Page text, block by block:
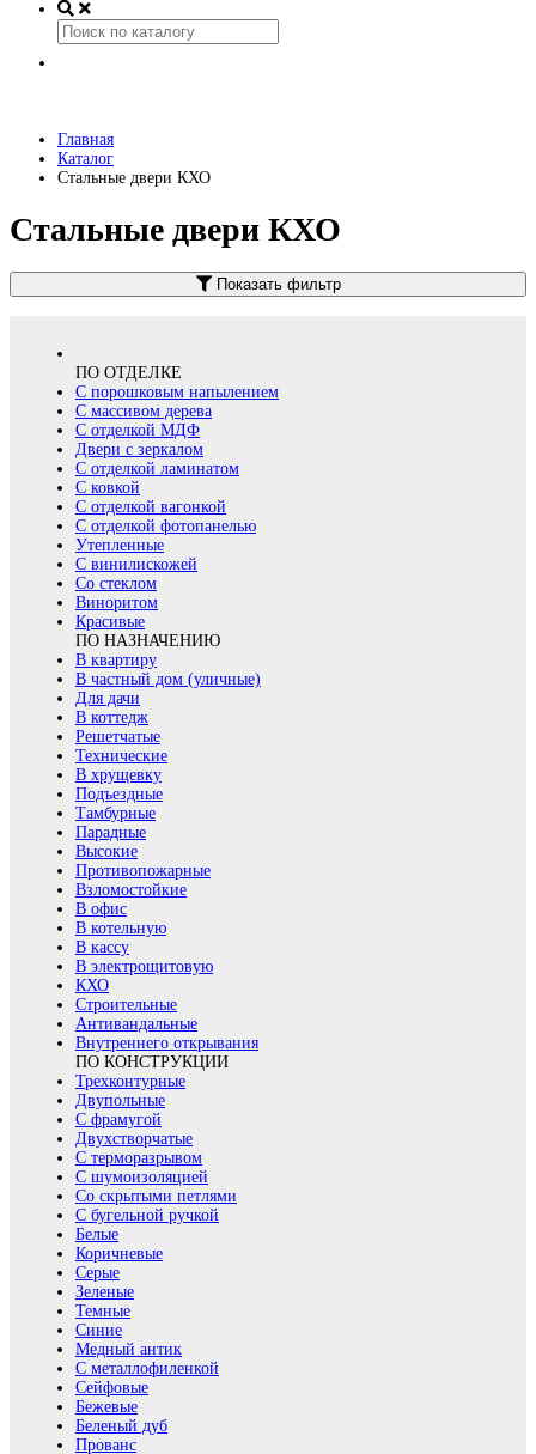
Главная
Каталог
Стальные двери КХО
Стальные двери КХО
Показать фильтр
ПО ОТДЕЛКЕ
С порошковым напылением
С массивом дерева
С отделкой МДФ
Двери с зеркалом
С отделкой ламинатом
С ковкой
С отделкой вагонкой
С отделкой фотопанелью
Утепленные
С винилискожей
Со стеклом
Виноритом
Красивые
ПО НАЗНАЧЕНИЮ
В квартиру
В частный дом (уличные)
Для дачи
В коттедж
Решетчатые
Технические
В хрущевку
Подъездные
Тамбурные
Парадные
Высокие
Противопожарные
Взломостойкие
В офис
В котельную
В кассу
В электрощитовую
КХО
Строительные
Антивандальные
Внутреннего открывания
ПО КОНСТРУКЦИИ
Трехконтурные
Двупольные
С фрамугой
Двухстворчатые
С терморазрывом
С шумоизоляцией
Со скрытыми петлями
С бугельной ручкой
Белые
Коричневые
Серые
Зеленые
Темные
Синие
Медный антик
С металлофиленкой
Сейфовые
Бежевые
Беленый дуб
Прованс